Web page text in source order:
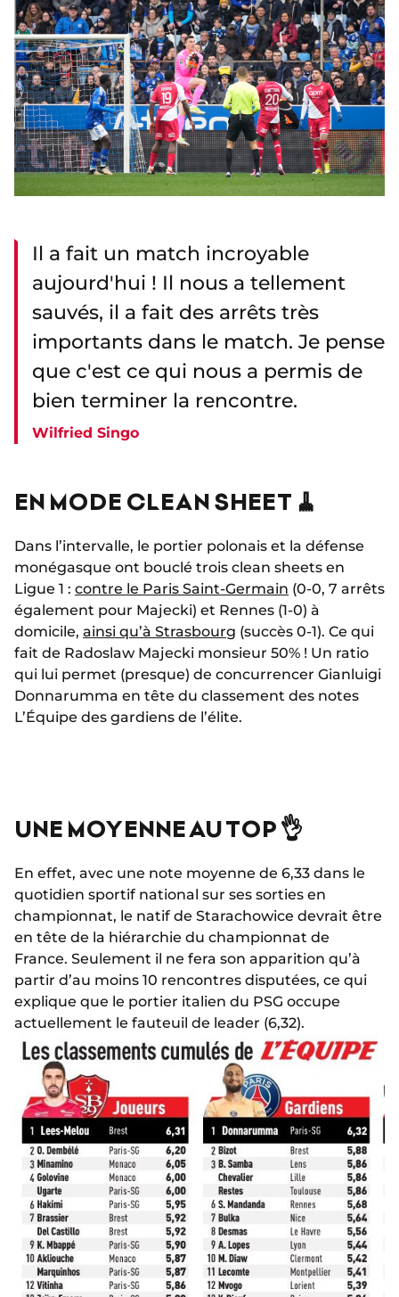
Il a fait un match incroyable
aujourd'hui ! Il nous a tellement
sauvés, il a fait des arrêts très
importants dans le match. Je pense
que c'est ce qui nous a permis de
bien terminer la rencontre.
Wilfried Singo
EN MODE CLEAN SHEET 🧹
Dans l’intervalle, le portier polonais et la défense
monégasque ont bouclé trois clean sheets en
Ligue 1 : contre le Paris Saint-Germain (0-0, 7 arrêts
également pour Majecki) et Rennes (1-0) à
domicile, ainsi qu’à Strasbourg (succès 0-1). Ce qui
fait de Radoslaw Majecki monsieur 50% ! Un ratio
qui lui permet (presque) de concurrencer Gianluigi
Donnarumma en tête du classement des notes
L’Équipe des gardiens de l’élite.
UNE MOYENNE AU TOP 👌
En effet, avec une note moyenne de 6,33 dans le
quotidien sportif national sur ses sorties en
championnat, le natif de Starachowice devrait être
en tête de la hiérarchie du championnat de
France. Seulement il ne fera son apparition qu’à
partir d’au moins 10 rencontres disputées, ce qui
explique que le portier italien du PSG occupe
actuellement le fauteuil de leader (6,32).